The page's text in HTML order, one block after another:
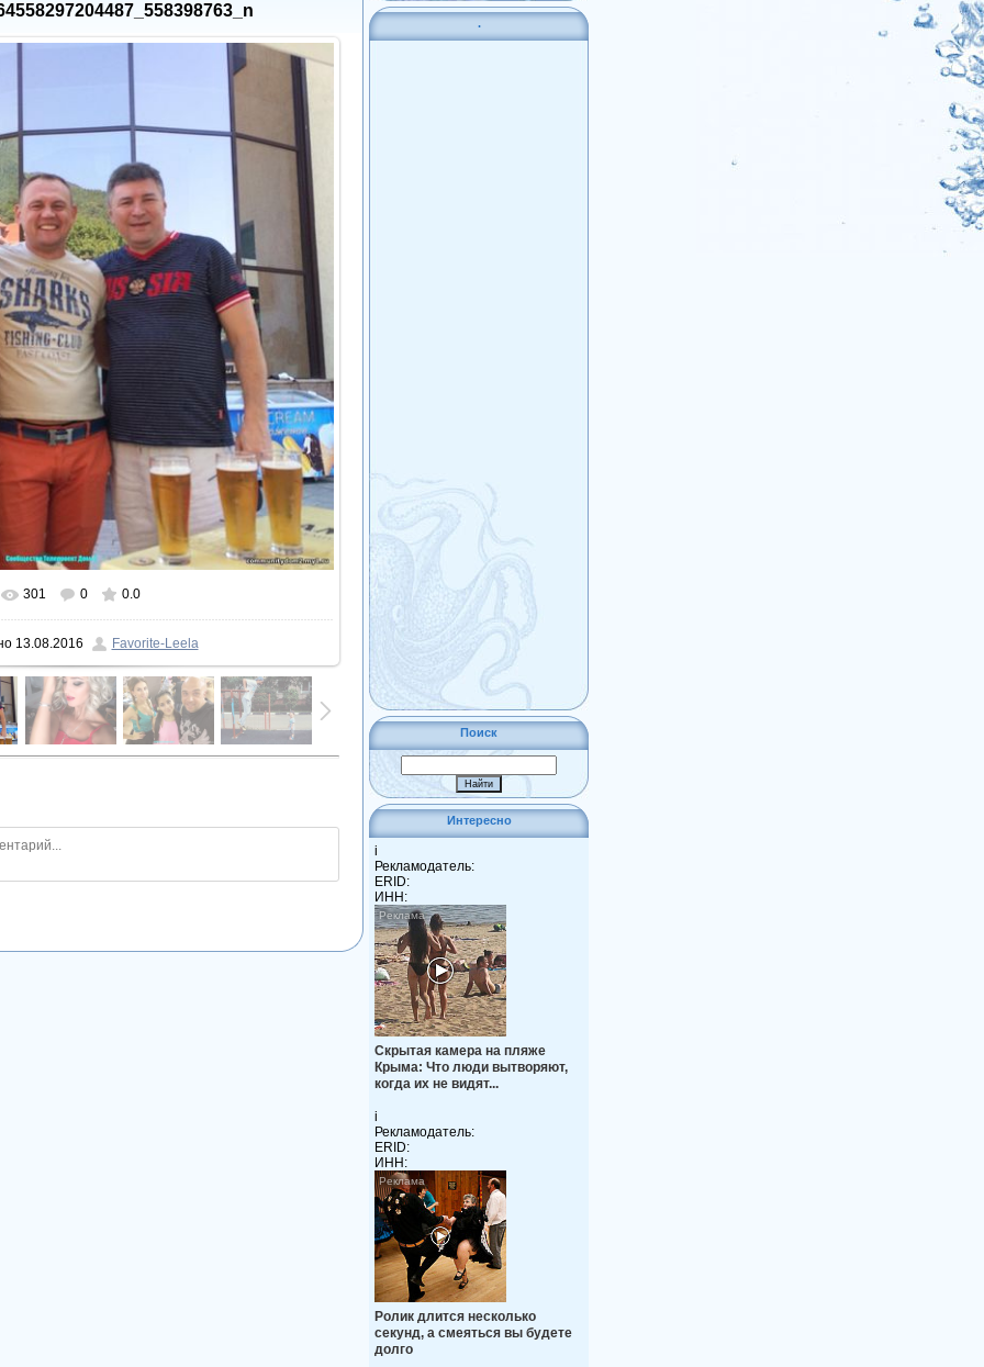
размере 1080x1080
301 0 0.0
13.08.2016 Favorite-Leela
.
Поиск
Интересно
i
Рекламодатель:
ERID:
ИНН:
Скрытая камера на пляже
Крыма: Что люди вытворяют,
когда их не видят...
i
Рекламодатель:
ERID:
ИНН:
Ролик длится несколько
секунд, а смеяться вы будете
долго